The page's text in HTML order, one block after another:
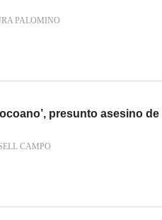
PALOMINO
presunto asesino
CAMPO